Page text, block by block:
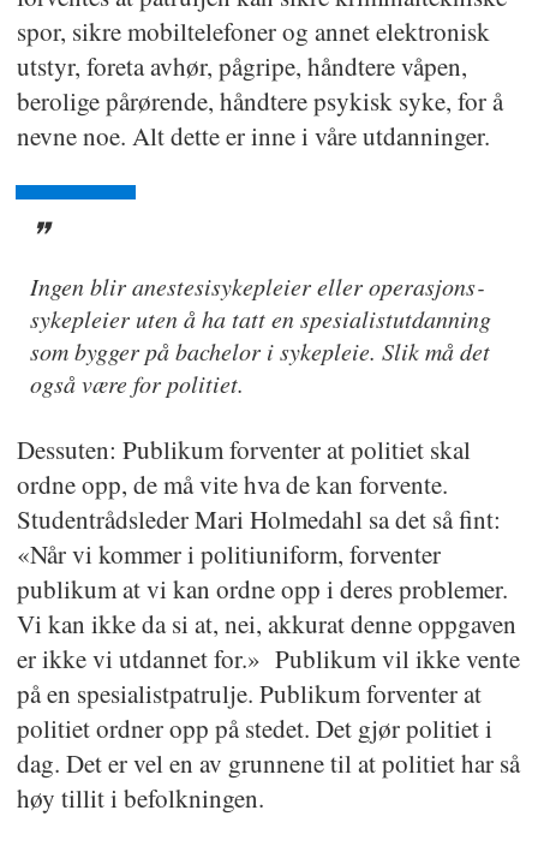
spor, sikre mobiltelefoner og annet elektronisk
utstyr, foreta avhør, pågripe, håndtere våpen,
berolige pårørende, håndtere psykisk syke, for å
nevne noe. Alt dette er inne i våre utdanninger.
Ingen blir anestesi­sykepleier eller operasjons­
sykepleier uten å ha tatt en spesialist­utdanning
som bygger på bachelor i sykepleie. Slik må det
også være for politiet.
Dessuten: Publikum forventer at politiet skal
ordne opp, de må vite hva de kan forvente.
Studentrådsleder Mari Holmedahl sa det så fint:
«Når vi kommer i politiuniform, forventer
publikum at vi kan ordne opp i deres problemer.
Vi kan ikke da si at, nei, akkurat denne oppgaven
er ikke vi utdannet for.» Publikum vil ikke vente
på en spesialistpatrulje. Publikum forventer at
politiet ordner opp på stedet. Det gjør politiet i
dag. Det er vel en av grunnene til at politiet har så
høy tillit i befolkningen.